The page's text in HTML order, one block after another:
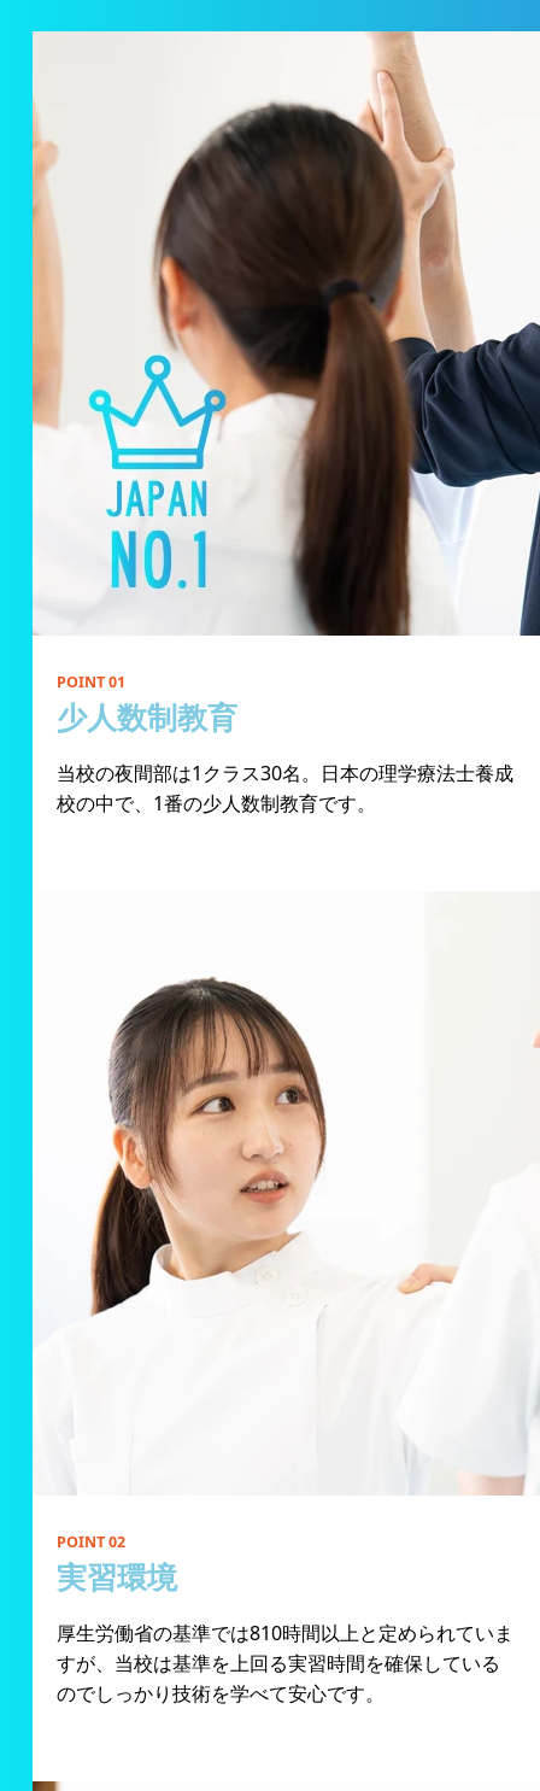
POINT 01
少人数制教育
当校の夜間部は1クラス30名。日本の理学療法士養成
校の中で、1番の少人数制教育です。
POINT 02
実習環境
厚生労働省の基準では810時間以上と定められていま
すが、当校は基準を上回る実習時間を確保している
のでしっかり技術を学べて安心です。